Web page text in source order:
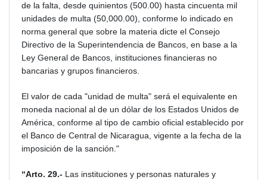
de la falta, desde quinientos (500.00) hasta cincuenta mil
unidades de multa (50,000.00), conforme lo indicado en
norma general que sobre la materia dicte el Consejo
Directivo de la Superintendencia de Bancos, en base a la
Ley General de Bancos, instituciones financieras no
bancarias y grupos financieros.
El valor de cada "unidad de multa" será el equivalente en
moneda nacional al de un dólar de los Estados Unidos de
América, conforme al tipo de cambio oficial establecido por
el Banco de Central de Nicaragua, vigente a la fecha de la
imposición de la sanción."
“Arto. 29.- Las instituciones y personas naturales y